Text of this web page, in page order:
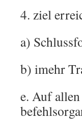
4. ziel
a)
b) imehr
e. Auf